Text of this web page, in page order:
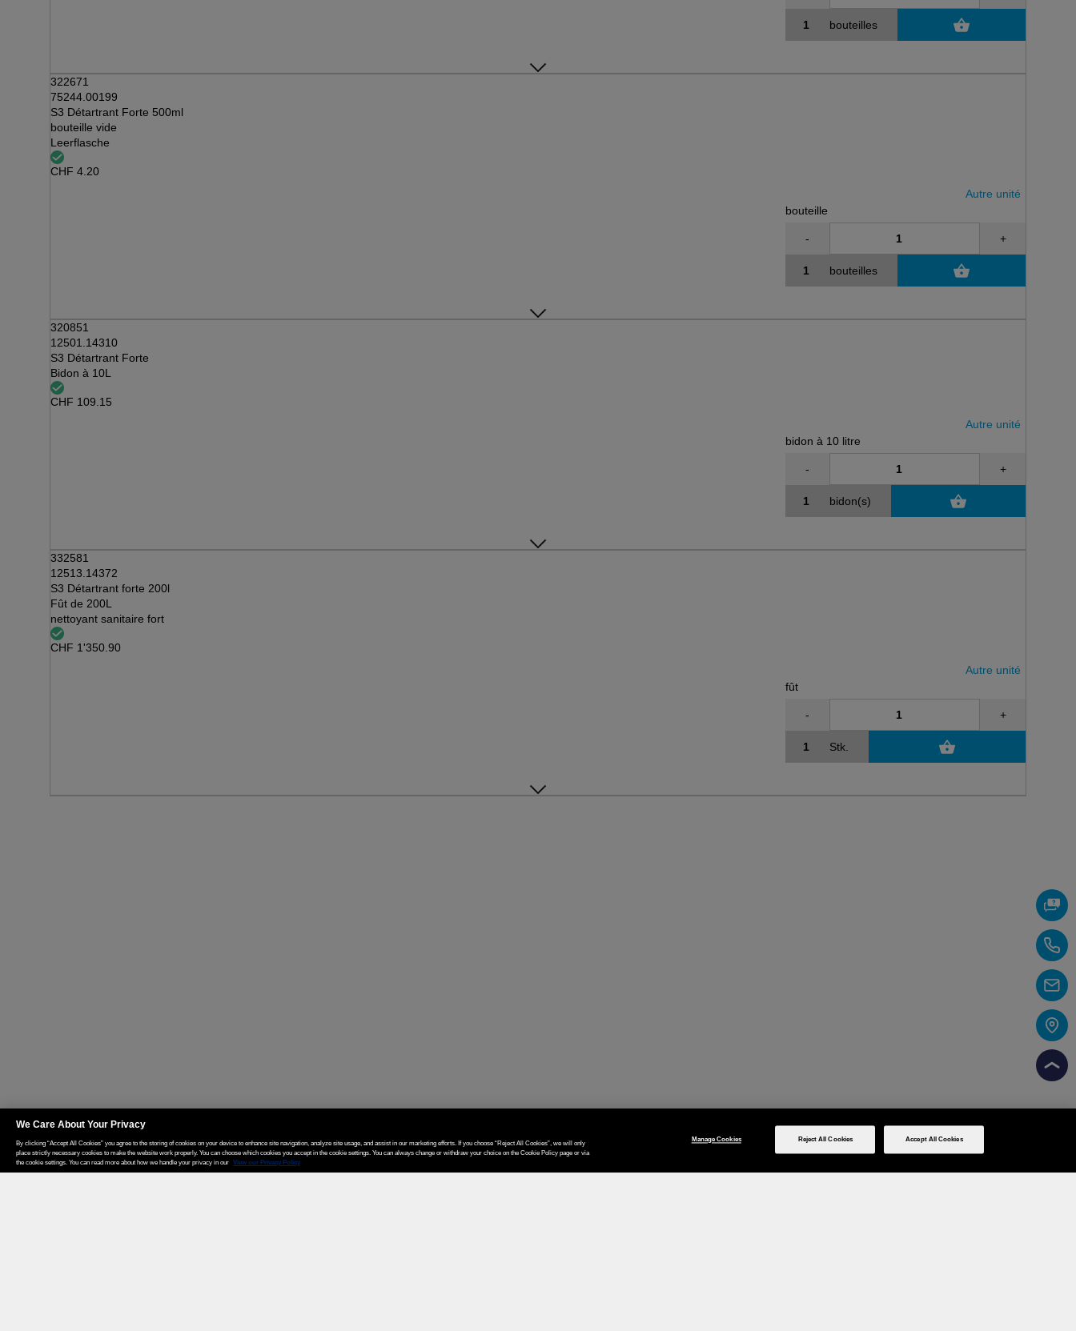
bouteilles
322671
75244.00199
S3 Détartrant Forte 500ml
bouteille vide
Leerflasche
CHF 4.20
Autre unité
bouteille
- +
bouteilles
320851
12501.14310
S3 Détartrant Forte
Bidon à 10L
CHF 109.15
Autre unité
bidon à 10 litre
- +
bidon(s)
332581
12513.14372
S3 Détartrant forte 200l
Fût de 200L
nettoyant sanitaire fort
CHF 1'350.90
Autre unité
fût
- +
Stk.
We Care About Your Privacy
By clicking “Accept All Cookies” you agree to the storing of cookies on your device to enhance site navigation, analyze site usage, and assist in our marketing efforts. If you choose “Reject All Cookies”, we will only
place strictly necessary cookies to make the website work properly. You can choose which cookies you accept in the cookie settings. You can always change or withdraw your choice on the Cookie Policy page or via
the cookie settings. You can read more about how we handle your privacy in our View our Privacy Policy
Manage Cookies Reject All Cookies Accept All Cookies